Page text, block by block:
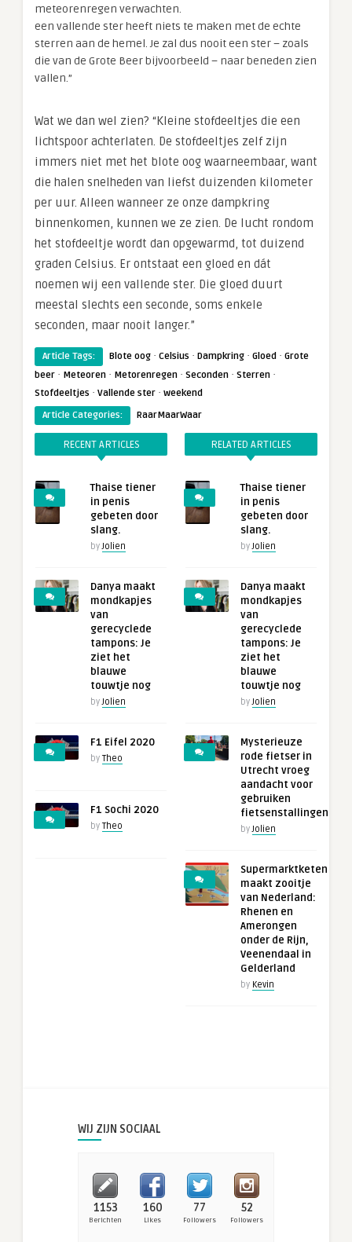
meteorenregen verwachten.
een vallende ster heeft niets te maken met de echte
sterren aan de hemel. Je zal dus nooit een ster – zoals
die van de Grote Beer bijvoorbeeld – naar beneden zien
vallen.”
Wat we dan wel zien? “Kleine stofdeeltjes die een
lichtspoor achterlaten. De stofdeeltjes zelf zijn
immers niet met het blote oog waarneembaar, want
die halen snelheden van liefst duizenden kilometer
per uur. Alleen wanneer ze onze dampkring
binnenkomen, kunnen we ze zien. De lucht rondom
het stofdeeltje wordt dan opgewarmd, tot duizend
graden Celsius. Er ontstaat een gloed en dát
noemen wij een vallende ster. Die gloed duurt
meestal slechts een seconde, soms enkele
seconden, maar nooit langer.”
Article Tags: Blote oog · Celsius · Dampkring · Gloed · Grote
beer · Meteoren · Metorenregen · Seconden · Sterren ·
Stofdeeltjes · Vallende ster · weekend
Article Categories:
RaarMaarWaar
RECENT ARTICLES
Thaise tiener
in penis
gebeten door
slang.
byJolien
Danya maakt
mondkapjes
van
gerecyclede
tampons: Je
ziet het
blauwe
touwtje nog
byJolien
F1 Eifel 2020
by Theo
F1 Sochi 2020
by Theo
RELATED ARTICLES
Thaise tiener
in penis
gebeten door
slang.
byJolien
Danya maakt
mondkapjes
van
gerecyclede
tampons: Je
ziet het
blauwe
touwtje nog
byJolien
Mysterieuze
rode fietser in
Utrecht vroeg
aandacht voor
gebruiken
fietsenstallingen
byJolien
Supermarktketen
maakt zooitje
van Nederland:
Rhenen en
Amerongen
onder de Rijn,
Veenendaal in
Gelderland
by Kevin
WIJ ZIJN SOCIAAL
1153
Berichten
160
Likes
77
Followers
52
Followers